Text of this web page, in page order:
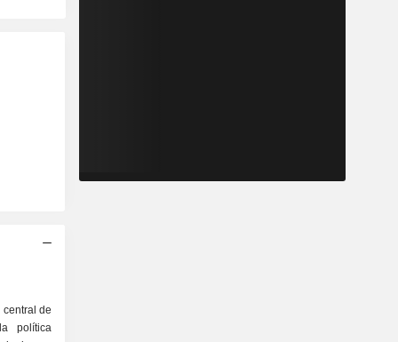
de
política